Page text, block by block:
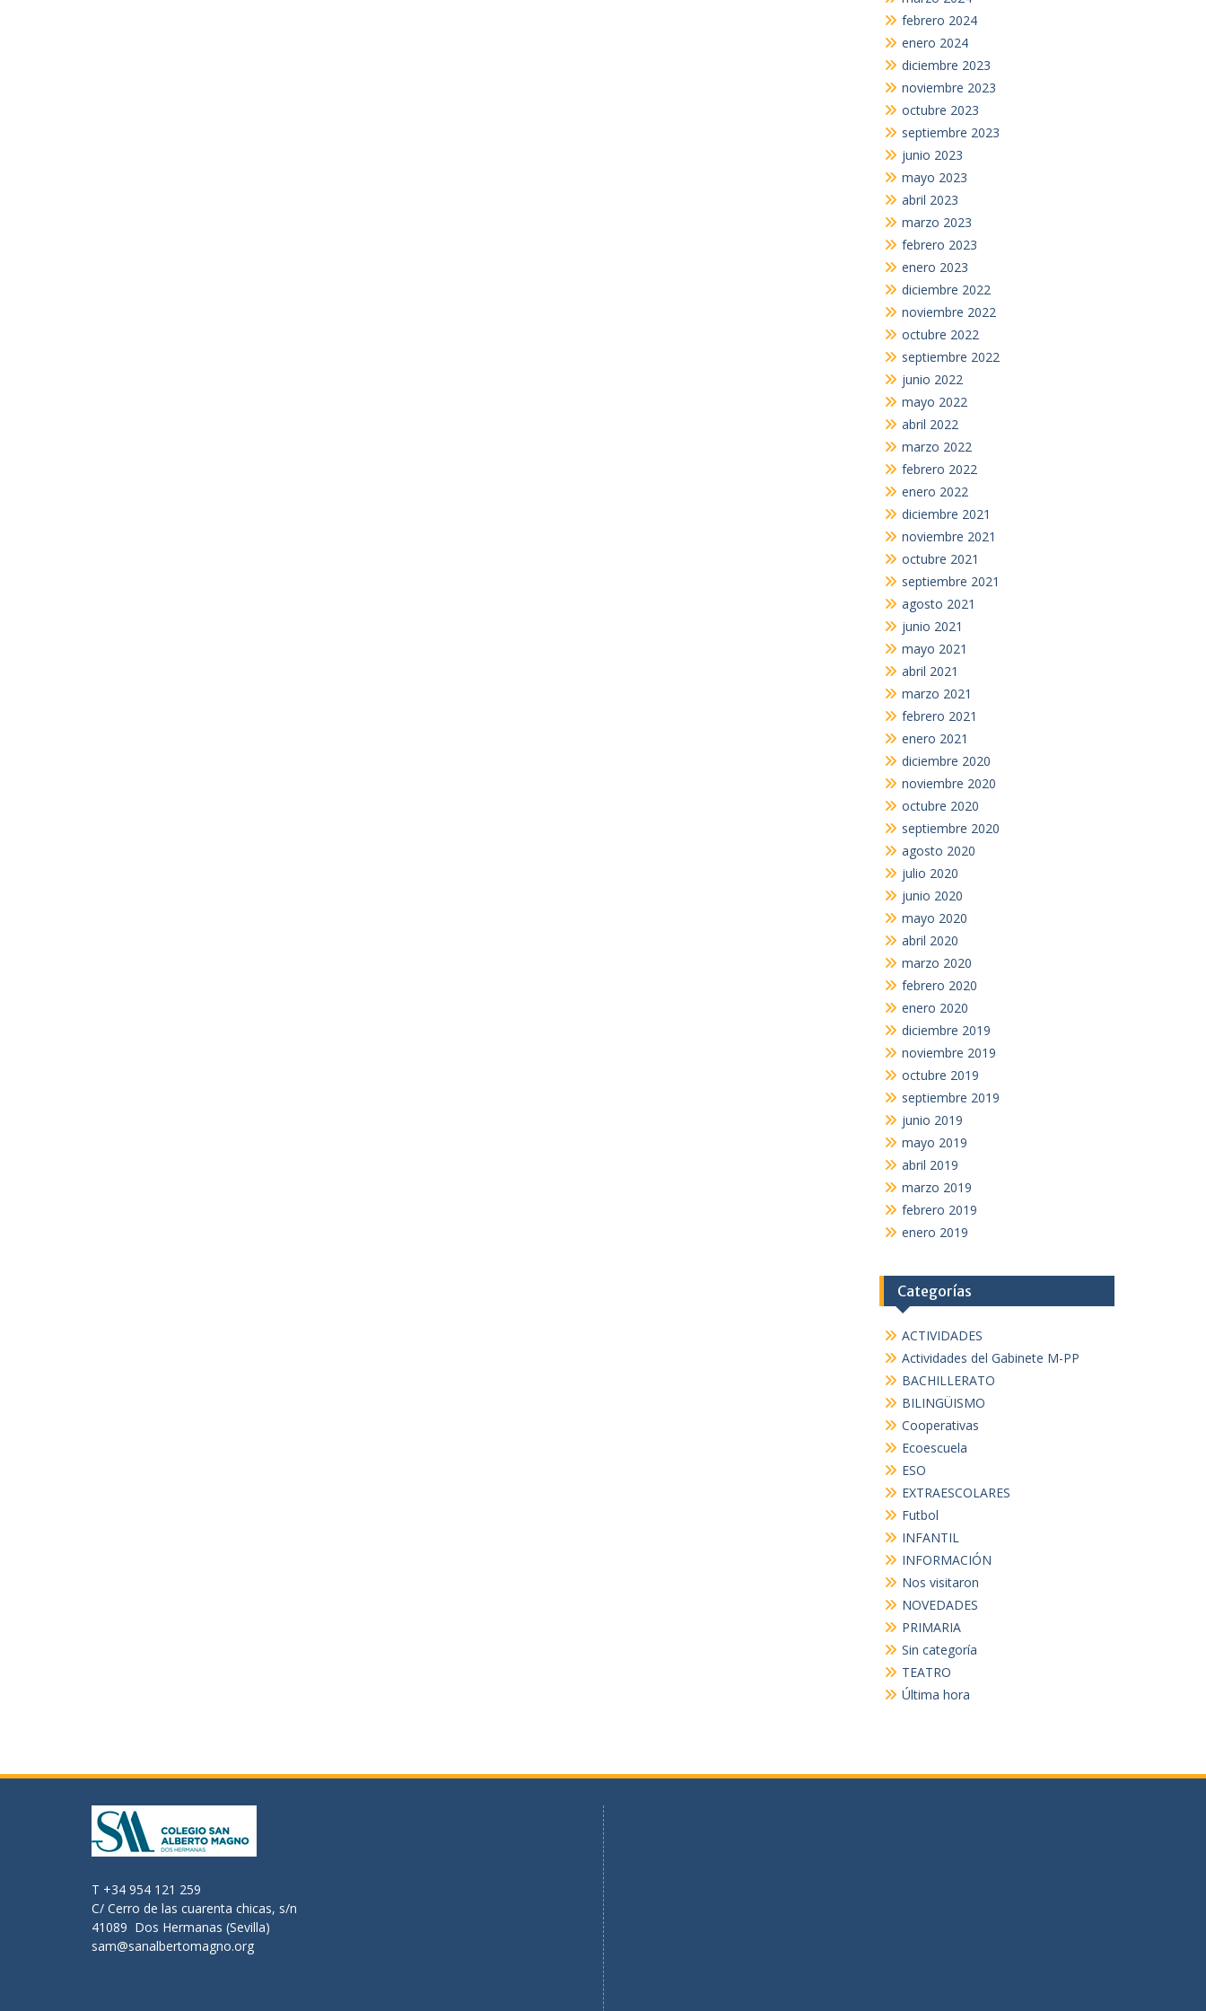
febrero 2024
enero 2024
diciembre 2023
noviembre 2023
octubre 2023
septiembre 2023
junio 2023
mayo 2023
abril 2023
marzo 2023
febrero 2023
enero 2023
diciembre 2022
noviembre 2022
octubre 2022
septiembre 2022
junio 2022
mayo 2022
abril 2022
marzo 2022
febrero 2022
enero 2022
diciembre 2021
noviembre 2021
octubre 2021
septiembre 2021
agosto 2021
junio 2021
mayo 2021
abril 2021
marzo 2021
febrero 2021
enero 2021
diciembre 2020
noviembre 2020
octubre 2020
septiembre 2020
agosto 2020
julio 2020
junio 2020
mayo 2020
abril 2020
marzo 2020
febrero 2020
enero 2020
diciembre 2019
noviembre 2019
octubre 2019
septiembre 2019
junio 2019
mayo 2019
abril 2019
marzo 2019
febrero 2019
enero 2019
Categorías
ACTIVIDADES
Actividades del Gabinete M-PP
BACHILLERATO
BILINGÜISMO
Cooperativas
Ecoescuela
ESO
EXTRAESCOLARES
Futbol
INFANTIL
INFORMACIÓN
Nos visitaron
NOVEDADES
PRIMARIA
Sin categoría
TEATRO
Última hora
T +34 954 121 259
C/ Cerro de las cuarenta chicas, s/n
41089 Dos Hermanas (Sevilla)
sam@sanalbertomagno.org